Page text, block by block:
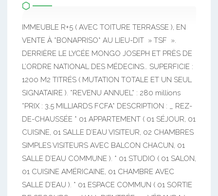
IMMEUBLE R+5 ( AVEC TOITURE TERRASSE ), EN
VENTE À *BONAPRISO* AU LIEU-DIT » TSF ».
DERRIÈRE LE LYCÉE MONGO JOSEPH ET PRÈS DE
L’ORDRE NATIONAL DES MÉDECINS… SUPERFICIE :
1200 M2 TITRÉS ( MUTATION TOTALE ET UN SEUL
SIGNATAIRE ). *REVENU ANNUEL* : 280 millions
*PRIX : 3,5 MILLIARDS FCFA* DESCRIPTION : _ REZ-
DE-CHAUSSÉE * 01 APPARTEMENT ( 01 SÉJOUR, 01
CUISINE, 01 SALLE D’EAU VISITEUR, 02 CHAMBRES
SIMPLES VISITEURS AVEC BALCON CHACUN, 01
SALLE D’EAU COMMUNE ). * 01 STUDIO ( 01 SALON,
01 CUISINE AMÉRICAINE, 01 CHAMBRE AVEC
SALLE D’EAU ). * 01 ESPACE COMMUN ( 01 SORTIE